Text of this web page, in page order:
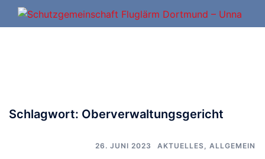
Zum
Schlagwort: Oberverwaltungsgericht
26. JUNI 2023 AKTUELLES ,ALLGEMEIN